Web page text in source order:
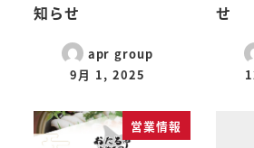
知らせ
apr group
9月 1, 2025
せ
営業情報